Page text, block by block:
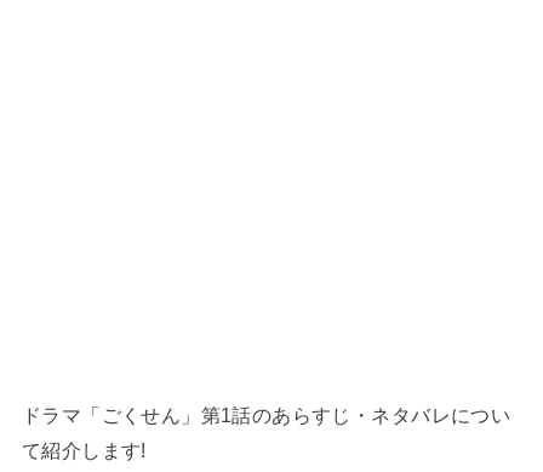
ドラマ「ごくせん」第1話のあらすじ・ネタバレについ
て紹介します!